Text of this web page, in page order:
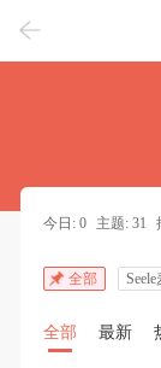
今日: 0 主题: 31
全部
全部 最新